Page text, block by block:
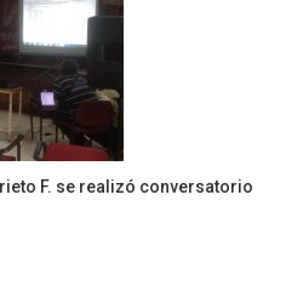
F. se realizó conversatorio